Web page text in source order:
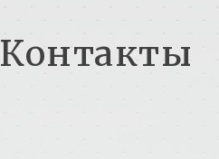
seventhheaven/
Контакты